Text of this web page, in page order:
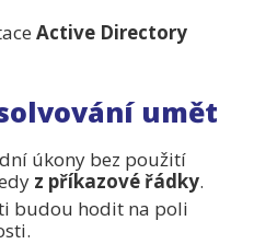
Active Directory
umět
úkony bez použití
z příkazové řádky.
budou hodit na poli